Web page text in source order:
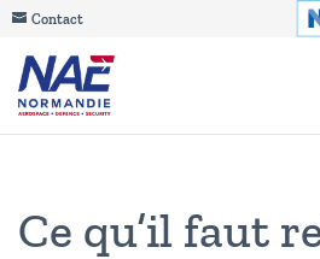
Contact
Ce qu’il faut